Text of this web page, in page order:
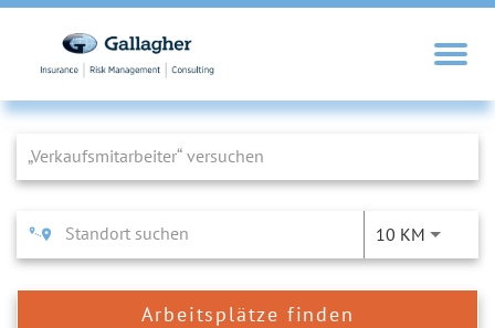
Job Search Page
10 KM
Arbeitsplätze finden